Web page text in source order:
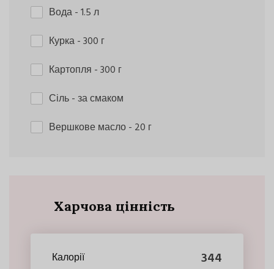
Вода- 1.5 л
Курка- 300 г
Картопля - 300 г
Сіль- за смаком
Вершкове масло- 20 г
Харчова цінність
Калорії 344